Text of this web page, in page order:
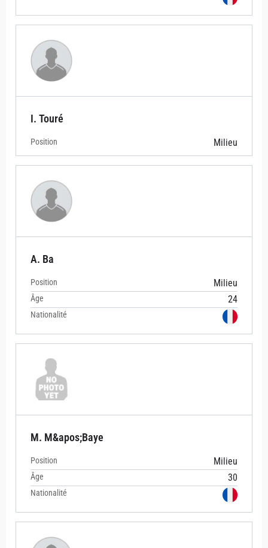
I. Touré
Position Milieu
A. Ba
Position Milieu
Âge 24
Nationalité
M. M&apos;Baye
Position Milieu
Âge 30
Nationalité